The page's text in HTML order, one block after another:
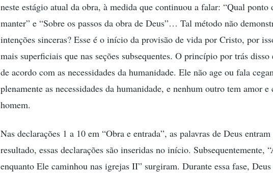
neste estágio atual da obra, à medida que continuou a falar: “Qual ponto
manter” e “Sobre os passos da obra de Deus”… Tal método não
intenções sinceras? Esse é o início da provisão de vida por Cristo, por
mais superficiais que nas seções subsequentes. O princípio por trás
de acordo com as necessidades da humanidade. Ele não age ou fala
plenamente as necessidades da humanidade, e nenhum outro tem amor
homem.
Nas declarações 1 a 10 em “Obra e entrada”, as palavras de Deus
resultado, essas declarações são inseridas no início. Subsequentemente,
enquanto Ele caminhou nas igrejas II” surgiram. Durante essa fase,